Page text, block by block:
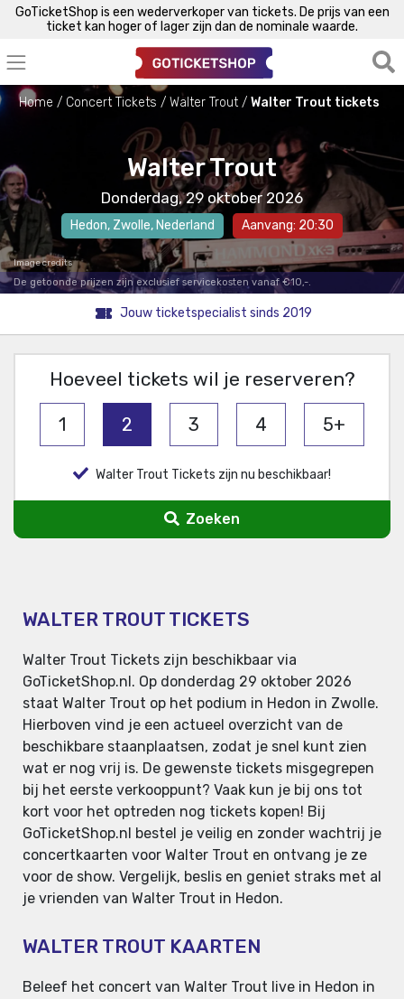
GoTicketShop is een wederverkoper van tickets. De prijs van een
ticket kan hoger of lager zijn dan de nominale waarde.
Home Concert Tickets Walter Trout Walter Trout tickets
Walter Trout
Donderdag, 29 oktober 2026
Hedon, Zwolle, Nederland Aanvang: 20:30
Image credits
De getoonde prijzen zijn exclusief servicekosten vanaf €10,-.
Jouw ticketspecialist sinds 2019
Hoeveel tickets wil je reserveren?
1 2 3 4 5+
Walter Trout Tickets zijn nu beschikbaar!
Zoeken
WALTER TROUT TICKETS
Walter Trout Tickets zijn beschikbaar via
GoTicketShop.nl. Op donderdag 29 oktober 2026
staat Walter Trout op het podium in Hedon in Zwolle.
Hierboven vind je een actueel overzicht van de
beschikbare staanplaatsen, zodat je snel kunt zien
wat er nog vrij is. De gewenste tickets misgegrepen
bij het eerste verkooppunt? Vaak kun je bij ons tot
kort voor het optreden nog tickets kopen! Bij
GoTicketShop.nl bestel je veilig en zonder wachtrij je
concertkaarten voor Walter Trout en ontvang je ze
voor de show. Vergelijk, beslis en geniet straks met al
je vrienden van Walter Trout in Hedon.
WALTER TROUT KAARTEN
Beleef het concert van Walter Trout live in Hedon in